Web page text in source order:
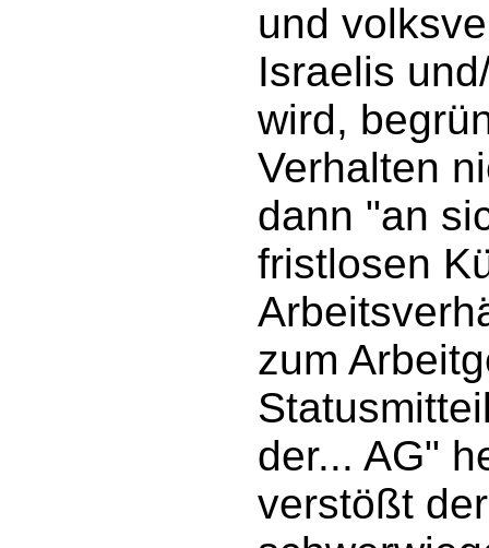
und
Israelis
wird,
Verhalten
dann "an
fristlosen
zum
der... AG"
verstößt